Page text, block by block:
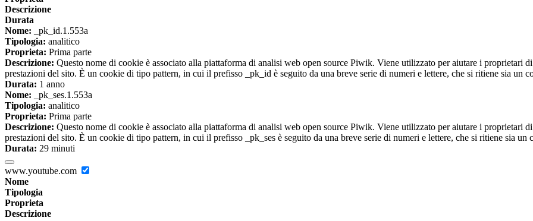
Descrizione
Durata
Nome: _pk_id.1.553a
Tipologia: analitico
Proprieta: Prima parte
Descrizione: Questo nome di cookie è associato alla piattaforma di analisi web open source Piwik. Viene utilizzato per aiutare i proprietari
prestazioni del sito. È un cookie di tipo pattern, in cui il prefisso _pk_id è seguito da una breve serie di numeri e lettere, che si ritiene sia un
Durata: 1 anno
Nome: _pk_ses.1.553a
Tipologia: analitico
Proprieta: Prima parte
Descrizione: Questo nome di cookie è associato alla piattaforma di analisi web open source Piwik. Viene utilizzato per aiutare i proprietari
prestazioni del sito. È un cookie di tipo pattern, in cui il prefisso _pk_ses è seguito da una breve serie di numeri e lettere, che si ritiene sia
Durata: 29 minuti
www.youtube.com
Nome
Tipologia
Proprieta
Descrizione